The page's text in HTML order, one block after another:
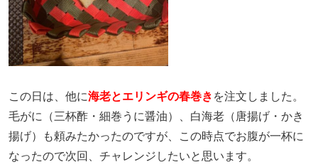
この日は、他に海老とエリンギの春巻き を注文しました。
毛がに（三杯酢・細巻うに醤油）、白海老（唐揚げ・かき
揚げ）も頼みたかったのですが、この時点でお腹が一杯に
なったので次回、チャレンジしたいと思います。